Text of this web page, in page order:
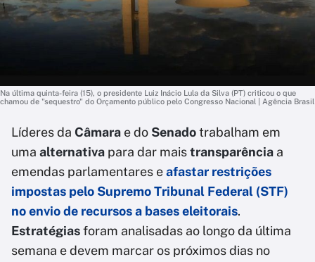
Na última quinta-feira (15), o presidente Luiz Inácio Lula da Silva (PT) criticou o que
chamou de "sequestro" do Orçamento público pelo Congresso Nacional | Agência Brasil
Líderes da Câmara e do Senadotrabalham em
uma alternativa para dar maistransparência a
emendas parlamentares eafastar restrições
impostas pelo Supremo Tribunal Federal (STF)
no envio de recursos a bases eleitorais.
Estratégiasforam analisadas ao longo da última
semana e devem marcar os próximos dias no